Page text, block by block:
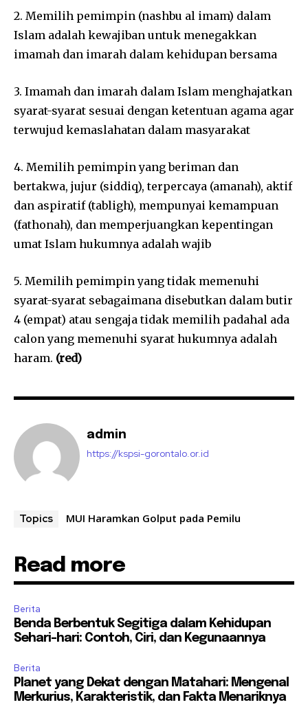
2. Memilih pemimpin (nashbu al imam) dalam
Islam adalah kewajiban untuk menegakkan
imamah dan imarah dalam kehidupan bersama
3. Imamah dan imarah dalam Islam menghajatkan
syarat-syarat sesuai dengan ketentuan agama agar
terwujud kemaslahatan dalam masyarakat
4. Memilih pemimpin yang beriman dan
bertakwa, jujur (siddiq), terpercaya (amanah), aktif
dan aspiratif (tabligh), mempunyai kemampuan
(fathonah), dan memperjuangkan kepentingan
umat Islam hukumnya adalah wajib
5. Memilih pemimpin yang tidak memenuhi
syarat-syarat sebagaimana disebutkan dalam butir
4 (empat) atau sengaja tidak memilih padahal ada
calon yang memenuhi syarat hukumnya adalah
haram. (red)
admin
https://kspsi-gorontalo.or.id
Topics MUI Haramkan Golput pada Pemilu
Read more
Berita
Benda Berbentuk Segitiga dalam Kehidupan
Sehari-hari: Contoh, Ciri, dan Kegunaannya
Berita
Planet yang Dekat dengan Matahari: Mengenal
Merkurius, Karakteristik, dan Fakta Menariknya